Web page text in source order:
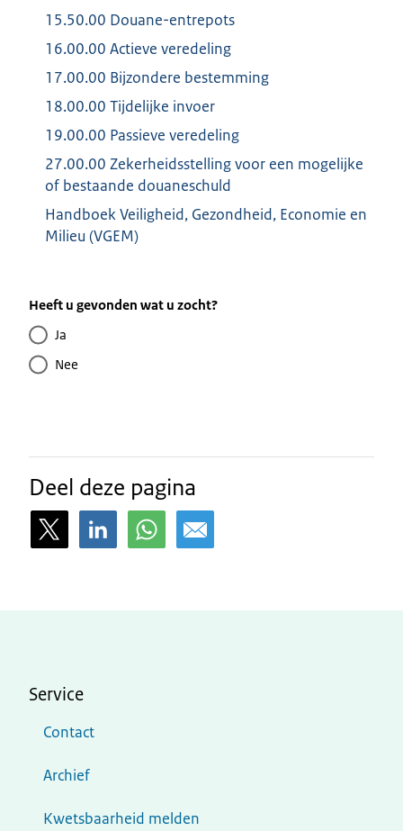
15.50.00 Douane-entrepots
16.00.00 Actieve veredeling
17.00.00 Bijzondere bestemming
18.00.00 Tijdelijke invoer
19.00.00 Passieve veredeling
27.00.00 Zekerheidsstelling voor een mogelijke
of bestaande douaneschuld
Handboek Veiligheid, Gezondheid, Economie en
Milieu (VGEM)
Heeft u gevonden wat u zocht?
Ja
Nee
Deel deze pagina
Service
Contact
Archief
Kwetsbaarheid melden